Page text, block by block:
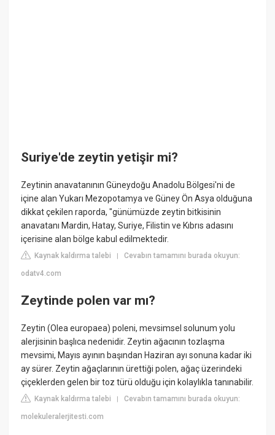
Suriye'de zeytin yetişir mi?
Zeytinin anavatanının Güneydoğu Anadolu Bölgesi'ni de
içine alan Yukarı Mezopotamya ve Güney Ön Asya olduğuna
dikkat çekilen raporda, "günümüzde zeytin bitkisinin
anavatanı Mardin, Hatay, Suriye, Filistin ve Kıbrıs adasını
içerisine alan bölge kabul edilmektedir.
Kaynak kaldırma talebi |Cevabın tamamını burada okuyun:
odatv4.com
Zeytinde polen var mı?
Zeytin (Olea europaea) poleni, mevsimsel solunum yolu
alerjisinin başlıca nedenidir. Zeytin ağacının tozlaşma
mevsimi, Mayıs ayının başından Haziran ayı sonuna kadar iki
ay sürer. Zeytin ağaçlarının ürettiği polen, ağaç üzerindeki
çiçeklerden gelen bir toz türü olduğu için kolaylıkla tanınabilir.
Kaynak kaldırma talebi |Cevabın tamamını burada okuyun:
molekuleralerjitesti.com